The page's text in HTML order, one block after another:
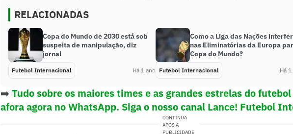
RELACIONADAS
Copa do Mundo de 2030 está sob
suspeita de manipulação, diz
jornal
Futebol Internacional Há 1 ano
Como a Liga das Nações
nas Eliminatórias da Europa
Copa do Mundo?
Futebol Internacional Há 1
➡️ Tudo sobre os maiores times e as grandes estrelas do
afora agora no WhatsApp. Siga o nosso canal Lance! Futebol
CONTINUA
APÓS A
PUBLICIDADE